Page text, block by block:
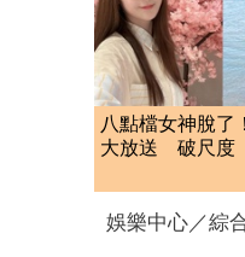
八點檔女神脫了
大放送 破尺度
娛樂中心／綜